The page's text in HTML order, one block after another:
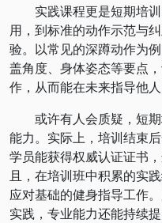
实践课程更是短期培训
用，到标准的动作示范与
验。以常见的深蹲动作为
盖角度、身体姿态等要点
作，从而能在未来指导他人
或许有人会质疑，短期
能力。实际上，培训结束
学员能获得权威认证证书
且，在培训班中积累的实
应对基础的健身指导工作
实践，专业能力还能持续提